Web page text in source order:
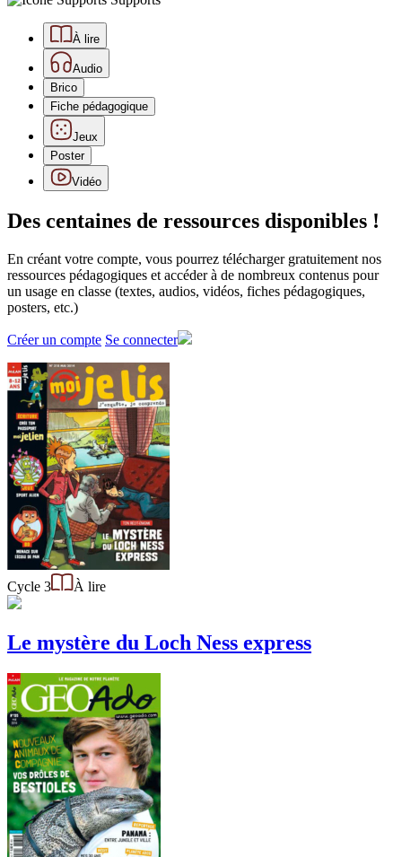
À lire
Audio
Brico
Fiche pédagogique
Jeux
Poster
Vidéo
Des centaines de ressources disponibles !
En créant votre compte, vous pourrez télécharger gratuitement nos
ressources pédagogiques et accéder à de nombreux contenus pour
un usage en classe (textes, audios, vidéos, fiches pédagogiques,
posters, etc.)
Créer un compte Se connecter
Cycle 3 À lire
Le mystère du Loch Ness express